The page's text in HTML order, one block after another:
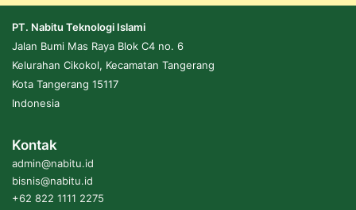
PT. Nabitu Teknologi Islami
Jalan Bumi Mas Raya Blok C4 no. 6
Kelurahan Cikokol, Kecamatan Tangerang
Kota Tangerang 15117
Indonesia
Kontak
admin@nabitu.id
bisnis@nabitu.id
+62 822 1111 2275